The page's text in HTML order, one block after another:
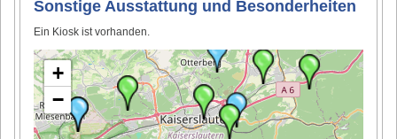
Sonstige Ausstattung und Besonderheiten
Ein Kiosk ist vorhanden.
+
−